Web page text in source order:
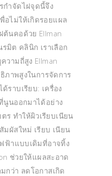
กำจัดไฝจุดนี้จึง
อไม่ให้เกิดรอยแผล
ต้นคอด้วย Ellman
รมิต คลินิก เราเลือก
วามถี่สูง Ellman
ภาพสูงในการจัดการ
ราบเรียบ: เครื่อง
นูนออกมาได้อย่าง
ร ทำให้ผิวเรียบเนียน
ผัสใหม่ เรียบ เนียน
ฟ้าแบบเดิมที่อาจทิ้ง
ช่วยให้แผลสะอาด
กว่า ลดโอกาสเกิด